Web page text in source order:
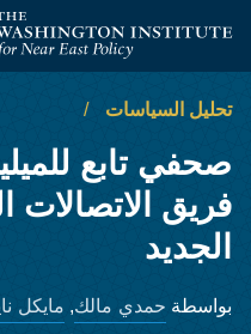
معهد واشنطن لسياسات
تحليل السياسات
صحفي تابع
فريق الاتصالات
الجديد
بواسطة حمدي مالك, مايكل